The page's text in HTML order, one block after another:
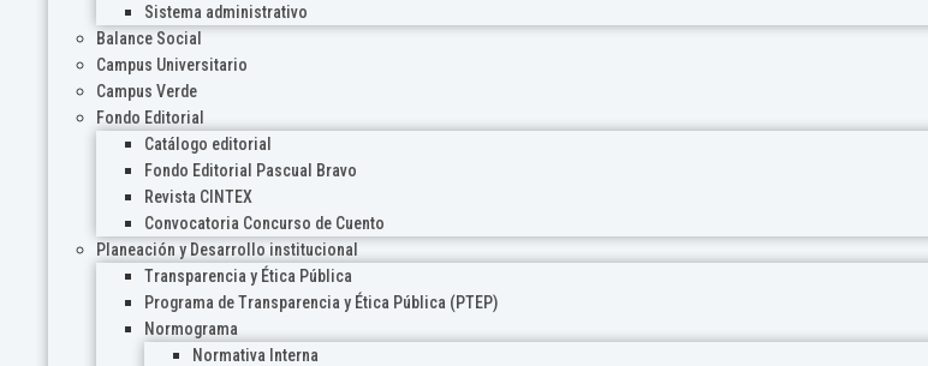
Sistema administrativo
Balance Social
Campus Universitario
Campus Verde
Fondo Editorial
Catálogo editorial
Fondo Editorial Pascual Bravo
Revista CINTEX
Convocatoria Concurso de Cuento
Planeación y Desarrollo institucional
Transparencia y Ética Pública
Programa de Transparencia y Ética Pública (PTEP)
Normograma
Normativa Interna